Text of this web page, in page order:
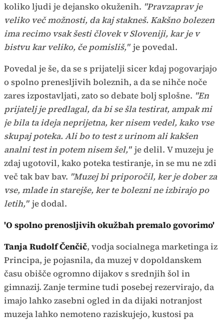
koliko ljudi je dejansko okuženih. "Pravzaprav je
veliko več možnosti, da kaj stakneš. Kakšno bolezen
ima recimo vsak šesti človek v Sloveniji, kar je v
bistvu kar veliko, če pomisliš," je povedal.
Povedal je še, da se s prijatelji sicer kdaj pogovarjajo
o spolno prenesljivih boleznih, a da se nihče noče
zares izpostavljati, zato so debate bolj splošne. "En
prijatelj je predlagal, da bi se šla testirat, ampak mi
je bila ta ideja neprijetna, ker nisem vedel, kako vse
skupaj poteka. Ali bo to test z urinom ali kakšen
analni test in potem nisem šel," je delil. V muzeju je
zdaj ugotovil, kako poteka testiranje, in se mu ne zdi
več tak bav bav. "Muzej bi priporočil, ker je dober za
vse, mlade in starejše, ker te bolezni ne izbirajo po
letih," je dodal.
'O spolno prenosljivih okužbah premalo govorimo'
Tanja Rudolf Čenčič, vodja socialnega marketinga iz
Principa, je pojasnila, da muzej v dopoldanskem
času obišče ogromno dijakov s srednjih šol in
gimnazij. Zanje termine tudi posebej rezervirajo, da
imajo lahko zasebni ogled in da dijaki notranjost
muzeja lahko nemoteno raziskujejo, kustosi pa